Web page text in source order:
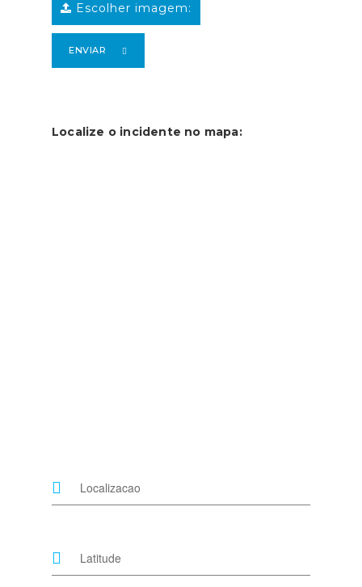
Escolher imagem:
ENVIAR
Localize o incidente no mapa: